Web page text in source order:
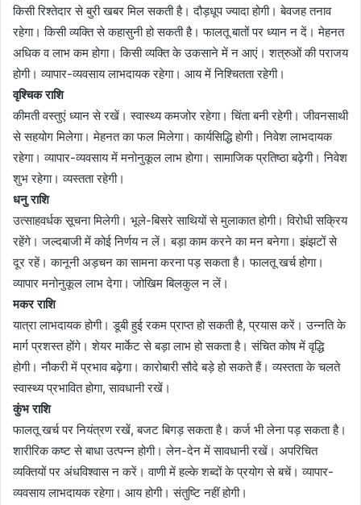
किसी रिश्तेदार से बुरी खबर मिल सकती है। दौड़धूप ज्यादा होगी। बेवजह तनाव
रहेगा। किसी व्यक्ति से कहासुनी हो सकती है। फालतू बातों पर ध्यान न दें। मेहनत
अधिक व लाभ कम होगा। किसी व्यक्ति के उकसाने में न आएं। शत्रुओं की पराजय
होगी। व्यापार-व्यवसाय लाभदायक रहेगा। आय में निश्चितता रहेगी।
वृश्चिक राशि
कीमती वस्तुएं ध्यान से रखें। स्वास्थ्य कमजोर रहेगा। चिंता बनी रहेगी। जीवनसाथी
से सहयोग मिलेगा। मेहनत का फल मिलेगा। कार्यसिद्धि होगी। निवेश लाभदायक
रहेगा। व्यापार-व्यवसाय में मनोनुकूल लाभ होगा। सामाजिक प्रतिष्ठा बढ़ेगी। निवेश
शुभ रहेगा। व्यस्तता रहेगी।
धनु राशि
उत्साहवर्धक सूचना मिलेगी। भूले-बिसरे साथियों से मुलाकात होगी। विरोधी सक्रिय
रहेंगे। जल्दबाजी में कोई निर्णय न लें। बड़ा काम करने का मन बनेगा। झंझटों से
दूर रहें। कानूनी अड़चन का सामना करना पड़ सकता है। फालतू खर्च होगा।
व्यापार मनोनुकूल लाभ देगा। जोखिम बिलकुल न लें।
मकर राशि
यात्रा लाभदायक होगी। डूबी हुई रकम प्राप्त हो सकती है, प्रयास करें। उन्नति के
मार्ग प्रशस्त होंगे। शेयर मार्केट से बड़ा लाभ हो सकता है। संचित कोष में वृद्धि
होगी। नौकरी में प्रभाव बढ़ेगा। कारोबारी सौदे बड़े हो सकते हैं। व्यस्तता के चलते
स्वास्थ्य प्रभावित होगा, सावधानी रखें।
कुंभ राशि
फालतू खर्च पर नियंत्रण रखें, बजट बिगड़ सकता है। कर्ज भी लेना पड़ सकता है।
शारीरिक कष्ट से बाधा उत्पन्न होगी। लेन-देन में सावधानी रखें। अपरिचित
व्यक्तियों पर अंधविश्वास न करें। वाणी में हल्के शब्दों के प्रयोग से बचें। व्यापार-
व्यवसाय लाभदायक रहेगा। आय होगी। संतुष्टि नहीं होगी।